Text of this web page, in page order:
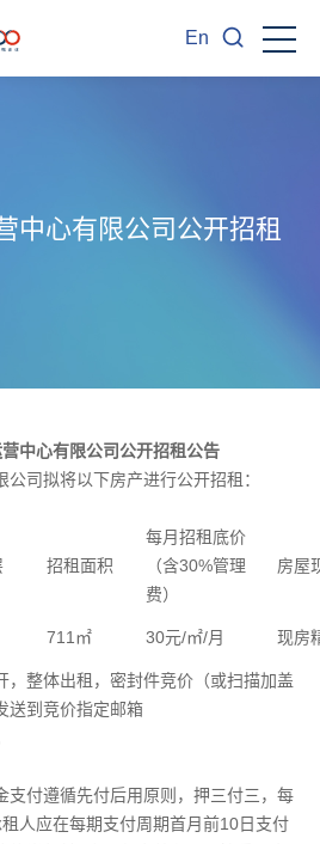
En
中心有限公司公开招租
中心有限公司公开招租公告
司拟将以下房产进行公开招租：
招租面积
每月招租底价
（含30%管理
费）
房屋
711㎡ 30元/㎡/月 现房
，整体出租，密封件竞价（或扫描加盖
送到竞价指定邮箱
支付遵循先付后用原则，押三付三，每
人应在每期支付周期首月前10日支付